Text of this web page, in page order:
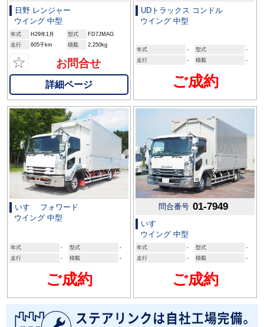
日野 レンジャー
ウイング 中型
年式 H29年1月 型式
FD7JMAG
走行
605千km 積載 2,250kg
☆ お問合せ
詳細ページ
UDトラックス コンドル
ウイング 中型
年式 - 型式
-
走行
- 積載 -
ご成約
いすゞ フォワード
ウイング 中型
年式 - 型式
-
走行
- 積載 -
ご成約
問合番号 01-7949
いすゞ
ウイング 中型
年式 - 型式
-
走行
- 積載 -
ご成約